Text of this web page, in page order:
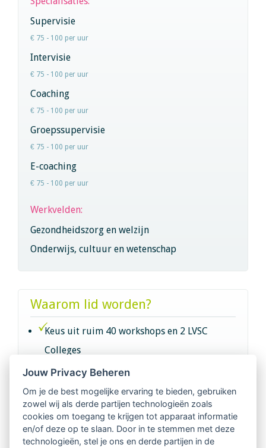
Supervisie
€ 75 - 100 per uur
Intervisie
€ 75 - 100 per uur
Coaching
€ 75 - 100 per uur
Groepssupervisie
€ 75 - 100 per uur
E-coaching
€ 75 - 100 per uur
Werkvelden:
Gezondheidszorg en welzijn
Onderwijs, cultuur en wetenschap
Waarom lid worden?
Keus uit ruim 40 workshops en 2 LVSC
Colleges
Intervisie met geregistreerde vakgenoten
Netwerk van 2100 professionals in 14
regio's
Jouw Privacy Beheren
Om je de best mogelijke ervaring te bieden, gebruiken
zowel wij als derde partijen technologieën zoals
cookies om toegang te krijgen tot apparaat informatie
en/of deze op te slaan. Door in te stemmen met deze
technologieën, stel je ons en derde partijen in de